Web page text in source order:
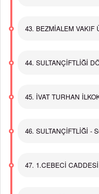
43. BEZMİALEM VAKIF
44. SULTANÇİFTLİĞİ
45. İVAT TURHAN
46. SULTANÇİFTLİĞİ -
47. 1.CEBECİ